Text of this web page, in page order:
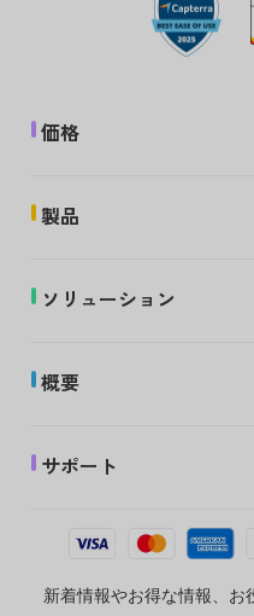
価格
製品
ソリューション
概要
サポート
新着情報やお得な情報、お